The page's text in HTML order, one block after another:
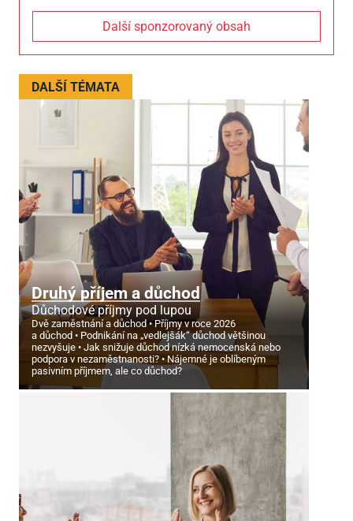
Další sponzorovaný obsah
DALŠÍ TÉMATA
Druhý příjem a důchod
Důchodové příjmy pod lupou
Dvě zaměstnání a důchod
Příjmy v roce 2026
a důchod
Podnikání na „vedlejšák“ důchod většinou
nezvyšuje
Jak snižuje důchod nízká nemocenská nebo
podpora v nezaměstnanosti?
Nájemné je oblíbeným
pasivním příjmem, ale co důchod?